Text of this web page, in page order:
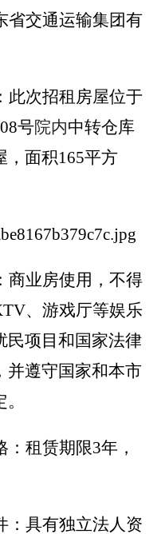
省交通运输集团有
此次招租房屋位于
号院内中转仓库
，面积165平方
商业房使用，不得
、游戏厅等娱乐
民项目和国家法律
并遵守国家和本市
租赁期限3年，
具有独立法人资